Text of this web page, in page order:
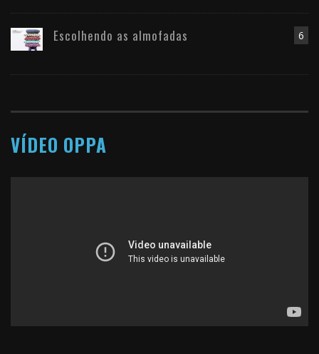
6
Escolhendo as almofadas
VÍDEO OPPA